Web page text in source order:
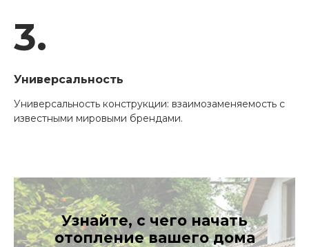
3.
Универсальность
Универсальность конструкции: взаимозаменяемость с
известными мировыми брендами.
Узнайте, с чего начать
отопление вашего дома